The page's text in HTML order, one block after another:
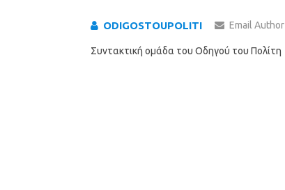
ODIGOSTOUPOLITI Email Author
Συντακτική ομάδα του Οδηγού του Πολίτη